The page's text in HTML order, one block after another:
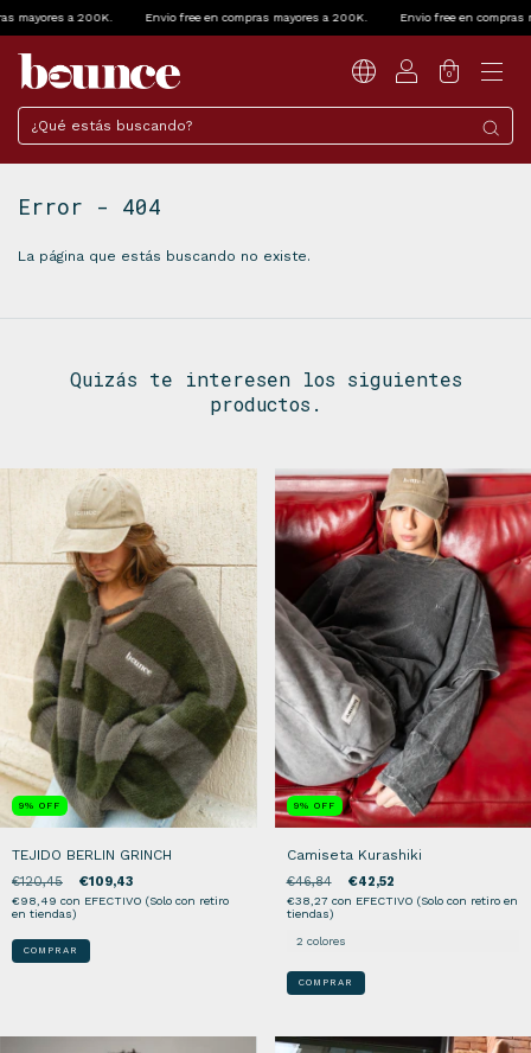
a 200K. Envio free en compras mayores a 200K. Envio free en compras
0
Error - 404
La página que estás buscando no existe.
Quizás te interesen los siguientes
productos.
9% OFF
TEJIDO BERLIN GRINCH
€120,45 €109,43
€98,49 con EFECTIVO (Solo con retiro
en tiendas)
COMPRAR
9% OFF
Camiseta Kurashiki
€46,84 €42,52
€38,27 con EFECTIVO (Solo con retiro en
tiendas)
2 colores
COMPRAR